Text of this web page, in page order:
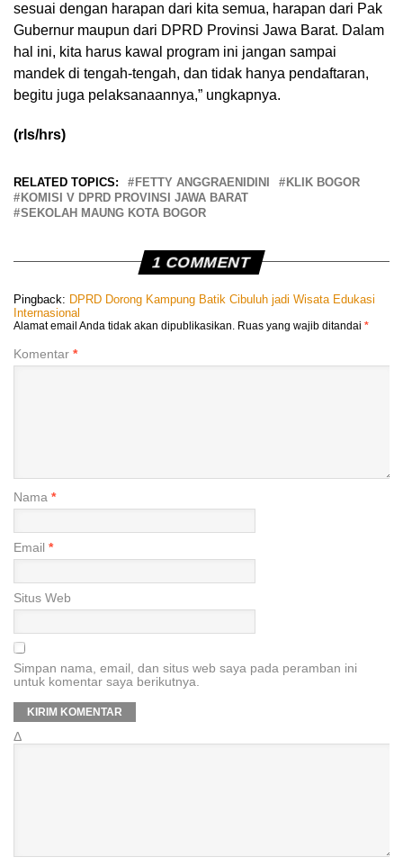
sesuai dengan harapan dari kita semua, harapan dari Pak
Gubernur maupun dari DPRD Provinsi Jawa Barat. Dalam
hal ini, kita harus kawal program ini jangan sampai
mandek di tengah-tengah, dan tidak hanya pendaftaran,
begitu juga pelaksanaannya,” ungkapnya.
(rls/hrs)
RELATED TOPICS: FETTY ANGGRAENIDINI
KLIK BOGOR
KOMISI V DPRD PROVINSI JAWA BARAT
SEKOLAH MAUNG KOTA BOGOR
1 COMMENT
Pingback: DPRD Dorong Kampung Batik Cibuluh jadi Wisata Edukasi
Internasional
Alamat email Anda tidak akan dipublikasikan. Ruas yang wajib ditandai *
Komentar *
Nama *
Email *
Situs Web
Simpan nama, email, dan situs web saya pada peramban ini
untuk komentar saya berikutnya.
Δ